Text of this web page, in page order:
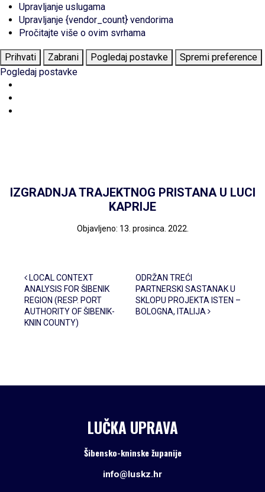
Upravljanje uslugama
Upravljanje {vendor_count} vendorima
Pročitajte više o ovim svrhama
Prihvati Zabrani Pogledaj postavke
Spremi preference
Pogledaj postavke
IZGRADNJA TRAJEKTNOG PRISTANA U LUCI
KAPRIJE
Objavljeno: 13. prosinca. 2022.
Post navigation
LOCAL CONTEXT
ANALYSIS FOR ŠIBENIK
REGION (RESP. PORT
AUTHORITY OF ŠIBENIK-
KNIN COUNTY)
ODRŽAN TREĆI
PARTNERSKI SASTANAK U
SKLOPU PROJEKTA ISTEN –
BOLOGNA, ITALIJA
LUČKA UPRAVA
Šibensko-kninske županije
info@luskz.hr